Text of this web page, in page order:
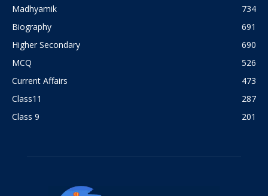
Madhyamik
734
Biography
691
Higher Secondary
690
MCQ
526
Current Affairs
473
Class11
287
Class 9
201